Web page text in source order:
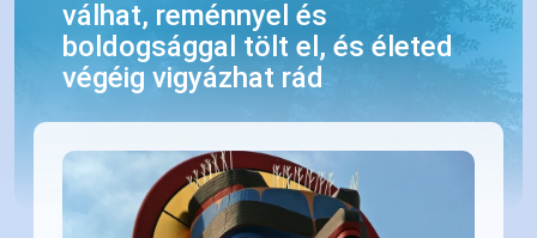
válhat, reménnyel és
boldogsággal tölt el, és életed
végéig vigyázhat rád